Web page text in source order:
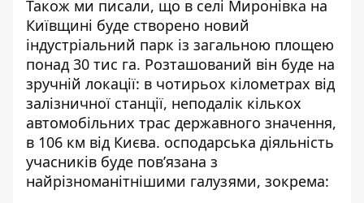
Також ми писали, що в селі Миронівка на
Київщині буде створено новий
індустріальний парк із загальною площею
понад 30 тис га. Розташований він буде на
зручній локації: в чотирьох кілометрах від
залізничної станції, неподалік кількох
автомобільних трас державного значення,
в 106 км від Києва. осподарська діяльність
учасників буде пов’язана з
найрізноманітнішими галузями, зокрема: